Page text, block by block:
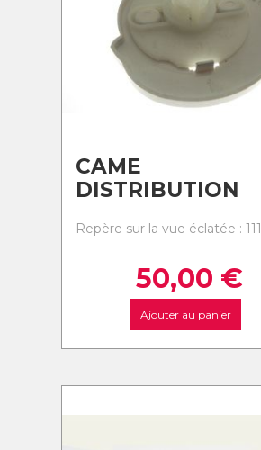
CAME
DISTRIBUTION
Repère sur la vue éclatée : 111
50,00 €
Ajouter au panier